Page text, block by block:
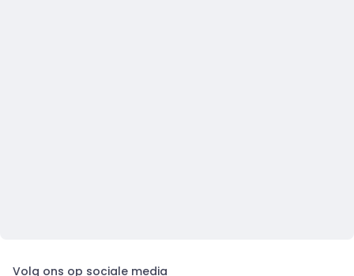
Volg ons op sociale media